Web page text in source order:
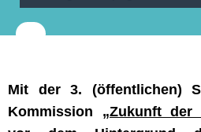
Mit der 3. (öffentlichen)
Kommission Zukunft der